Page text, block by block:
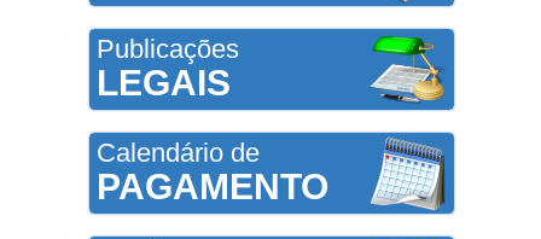
Publicações
LEGAIS
Calendário de
PAGAMENTO